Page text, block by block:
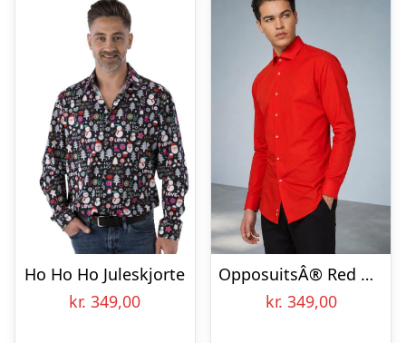
Ho Ho Ho Juleskjorte
kr. 349,00
OpposuitsÂ® Red Devil Skjorte
kr. 349,00